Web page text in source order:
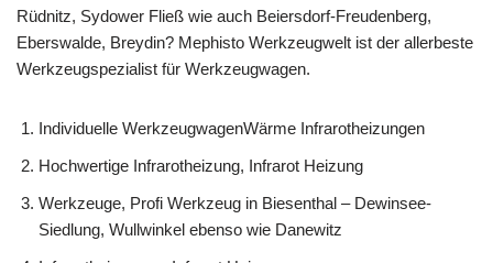
Rüdnitz, Sydower Fließ wie auch Beiersdorf-Freudenberg,
Eberswalde, Breydin? Mephisto Werkzeugwelt ist der allerbeste
Werkzeugspezialist für Werkzeugwagen.
Individuelle WerkzeugwagenWärme Infrarotheizungen
Hochwertige Infrarotheizung, Infrarot Heizung
Werkzeuge, Profi Werkzeug in Biesenthal – Dewinsee-
Siedlung, Wullwinkel ebenso wie Danewitz